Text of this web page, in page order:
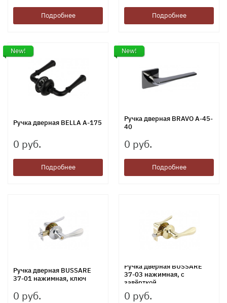
Подробнее Подробнее
New!
Ручка дверная BELLA A-175
0 руб.
Подробнее
New!
Ручка дверная BRAVO A-45-
40
0 руб.
Подробнее
Ручка дверная BUSSARE
37-01 нажимная, ключ
0 руб.
Ручка дверная BUSSARE
37-03 нажимная, с
завёрткой
0 руб.